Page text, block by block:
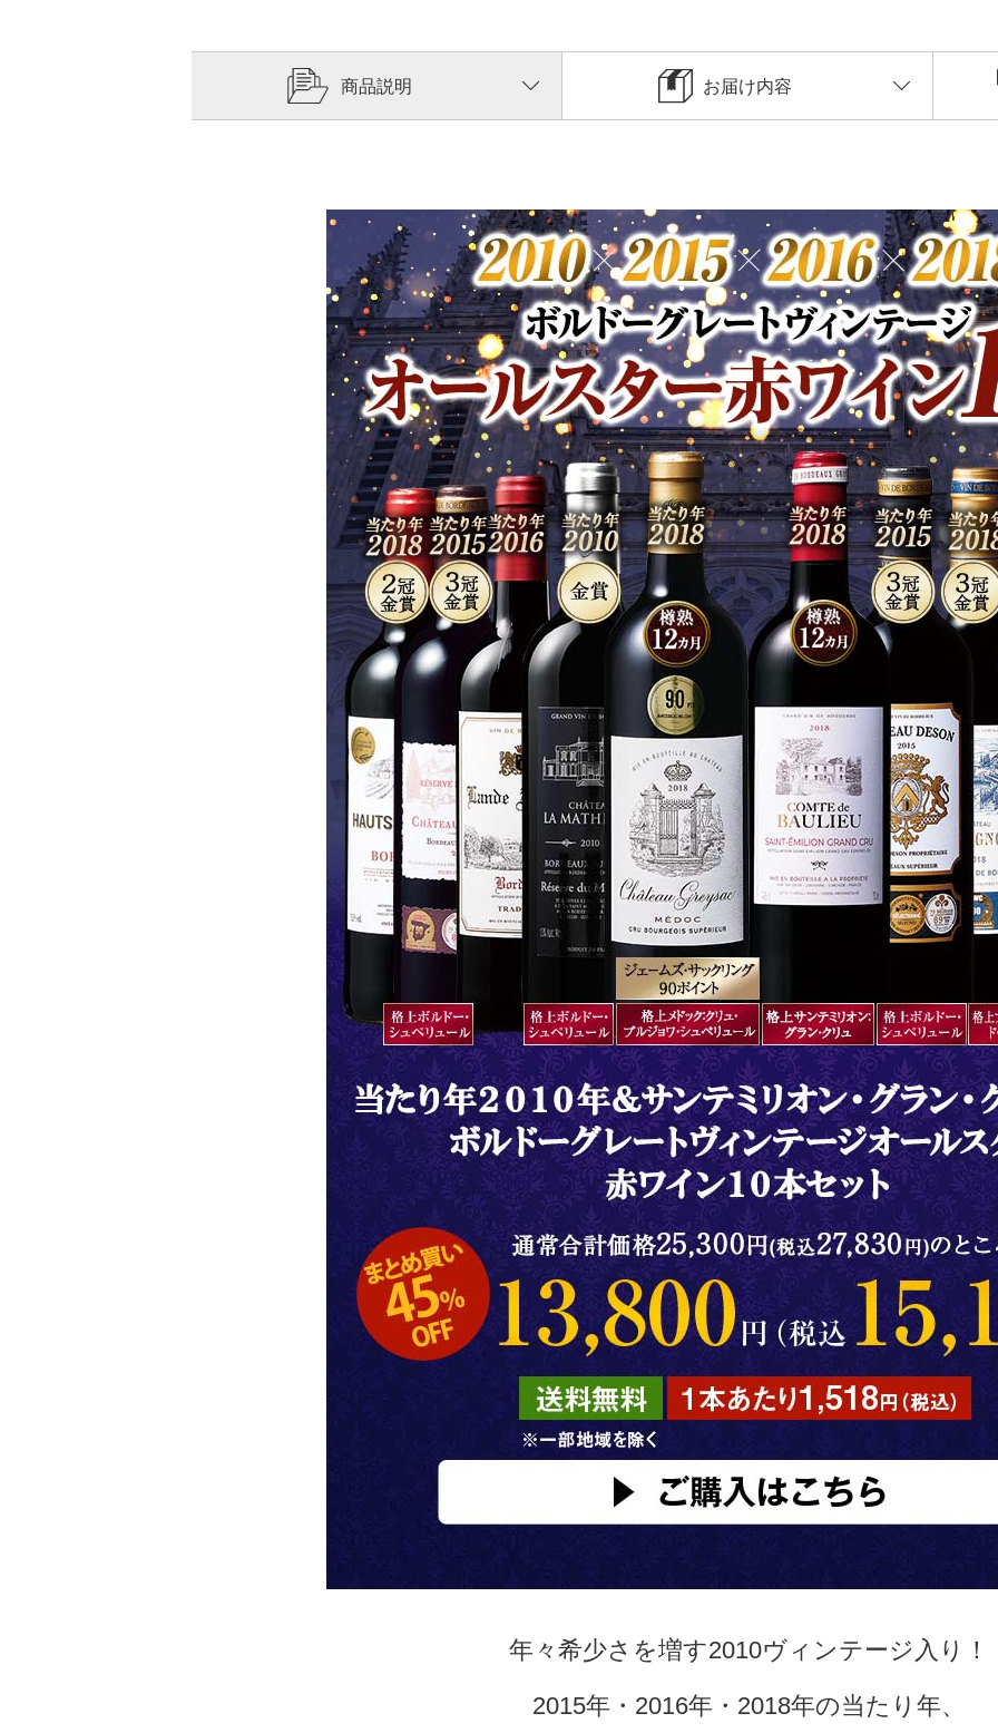
商品説明 お届け内容
年々希少さを増す2010ヴィンテージ入り！
2015年・2016年・2018年の当たり年、